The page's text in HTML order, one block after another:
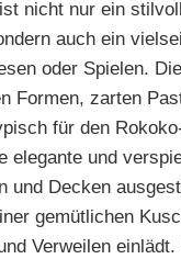
nicht nur ein
auch ein
oder Spielen. Die
Formen, zarten
für den
elegante und
und Decken
gemütlichen
Verweilen